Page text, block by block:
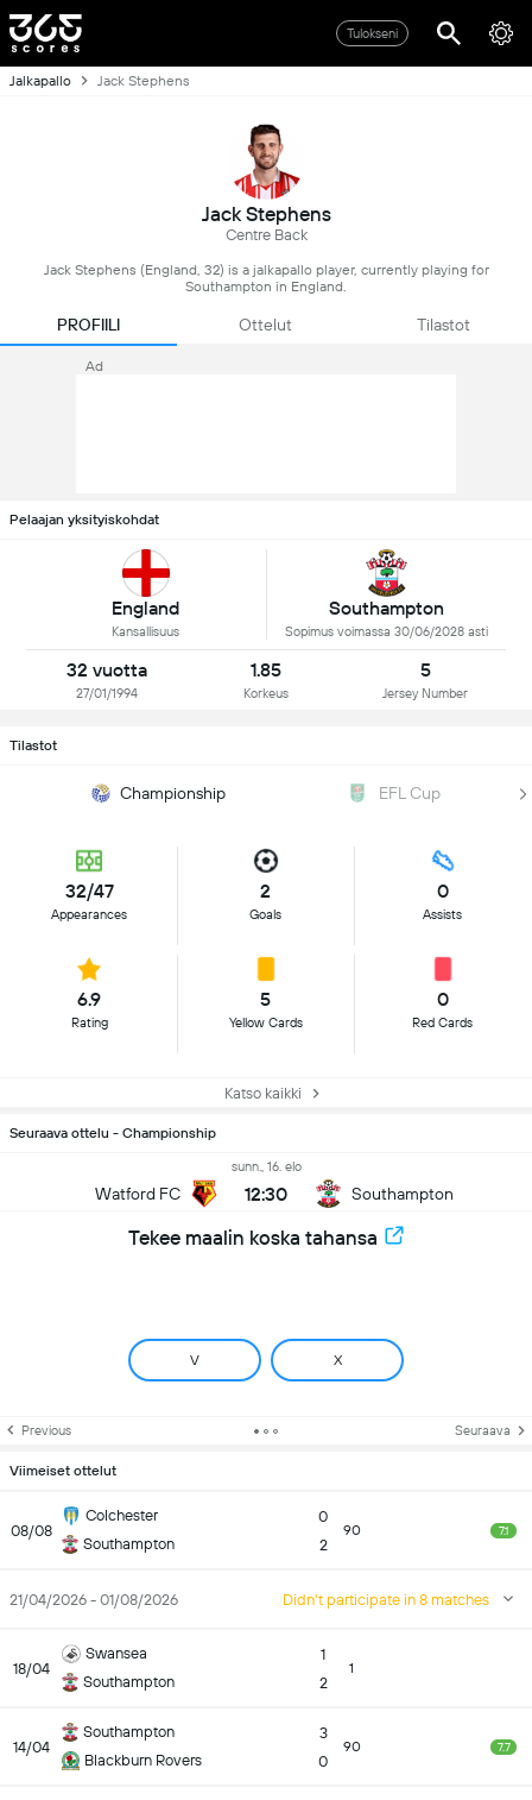
Tulokseni
Jalkapallo Jack Stephens
Jack Stephens
Centre Back
Jack Stephens (England, 32) is a jalkapallo player, currently playing for
Southampton in England.
PROFIILI Ottelut Tilastot
Ad
Pelaajan yksityiskohdat
England
Kansallisuus
Southampton
Sopimus voimassa 30/06/2028 asti
32 vuotta
27/01/1994
1.85
Korkeus
5
Jersey Number
Tilastot
Championship EFL Cup
32/47
Appearances
2
Goals
0
Assists
6.9
Rating
5
Yellow Cards
0
Red Cards
Katso kaikki
Seuraava ottelu - Championship
Watford FC
sunn., 16. elo
12:30 Southampton
Tekee maalin koska tahansa
V X
Previous Seuraava
Viimeiset ottelut
08/08
Colchester
Southampton
0
2
90 7.1
21/04/2026 - 01/08/2026 Didn't participate in 8 matches
18/04
Swansea
Southampton
1
2
1
14/04
Southampton
Blackburn Rovers
3
0
90 7.7